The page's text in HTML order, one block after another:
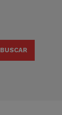
BUSCAR